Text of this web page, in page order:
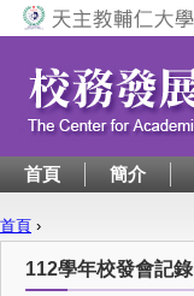
首頁 簡介
您在這裡
首頁 ›
112學年校發會記錄